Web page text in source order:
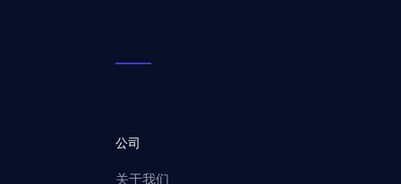
公司
关于我们